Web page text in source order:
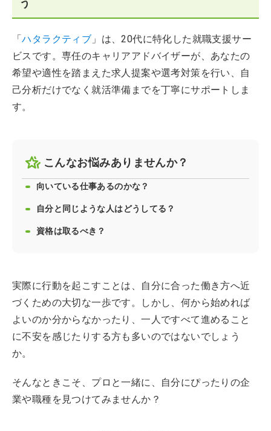
う
「ハタラクティブ 」は、20代に特化した就職支援サー
ビスです。専任のキャリアアドバイザーが、あなたの
希望や適性を踏まえた求人提案や選考対策を行い、自
己分析だけでなく就活準備までを丁寧にサポートしま
す。
こんなお悩みありませんか？
向いている仕事あるのかな？
自分と同じような人はどうしてる？
資格は取るべき？
実際に行動を起こすことは、自分に合った働き方へ近
づくための大切な一歩です。しかし、何から始めれば
よいのか分からなかったり、一人ですべて進めること
に不安を感じたりする方も多いのではないでしょう
か。
そんなときこそ、プロと一緒に、自分にぴったりの企
業や職種を見つけてみませんか？